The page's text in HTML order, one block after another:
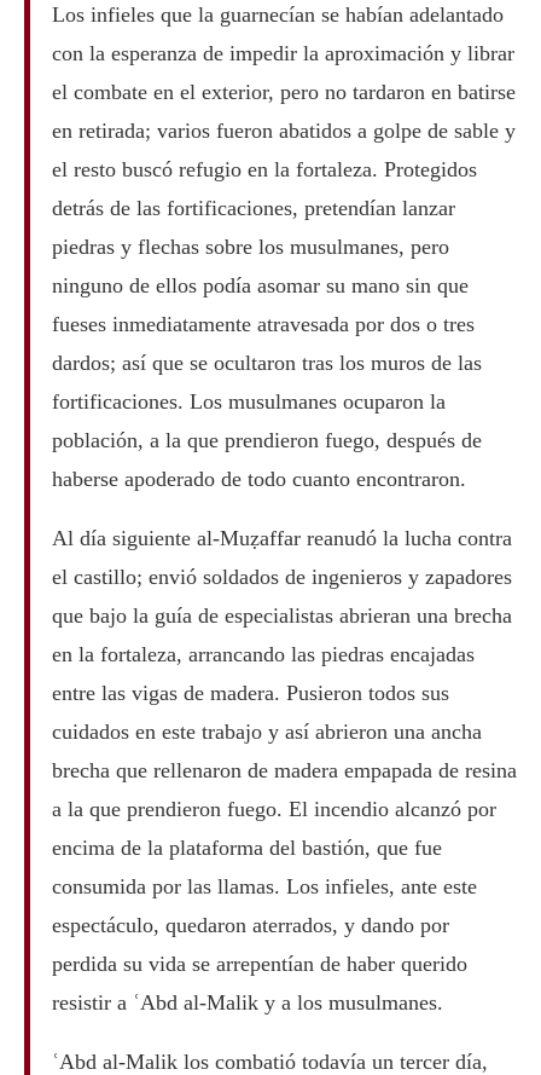
Los infieles que la guarnecían se habían adelantado
con la esperanza de impedir la aproximación y librar
el combate en el exterior, pero no tardaron en batirse
en retirada; varios fueron abatidos a golpe de sable y
el resto buscó refugio en la fortaleza. Protegidos
detrás de las fortificaciones, pretendían lanzar
piedras y flechas sobre los musulmanes, pero
ninguno de ellos podía asomar su mano sin que
fueses inmediatamente atravesada por dos o tres
dardos; así que se ocultaron tras los muros de las
fortificaciones. Los musulmanes ocuparon la
población, a la que prendieron fuego, después de
haberse apoderado de todo cuanto encontraron.
Al día siguiente al-Muẓaffar reanudó la lucha contra
el castillo; envió soldados de ingenieros y zapadores
que bajo la guía de especialistas abrieran una brecha
en la fortaleza, arrancando las piedras encajadas
entre las vigas de madera. Pusieron todos sus
cuidados en este trabajo y así abrieron una ancha
brecha que rellenaron de madera empapada de resina
a la que prendieron fuego. El incendio alcanzó por
encima de la plataforma del bastión, que fue
consumida por las llamas. Los infieles, ante este
espectáculo, quedaron aterrados, y dando por
perdida su vida se arrepentían de haber querido
resistir a ʿAbd al-Malik y a los musulmanes.
ʿAbd al-Malik los combatió todavía un tercer día,